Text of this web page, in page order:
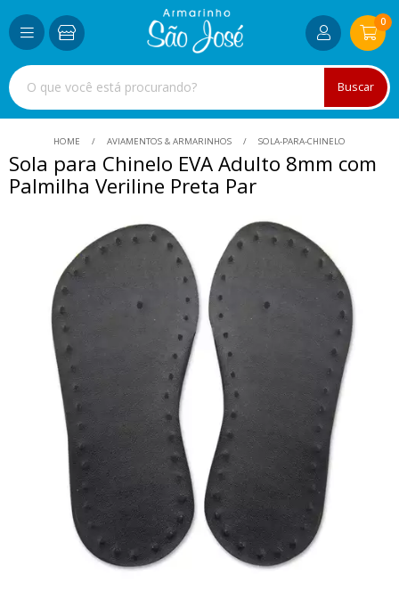
Buscar
0
HOME AVIAMENTOS & ARMARINHOS SOLA-PARA-CHINELO
Sola para Chinelo EVA Adulto 8mm com
Palmilha Veriline Preta Par